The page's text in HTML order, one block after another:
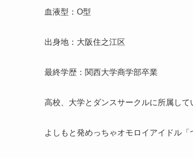
血液型：O型
出身地：大阪住之江区
最終学歴：関西大学商学部卒業
高校、大学とダンスサークルに所属して
よしもと発めっちゃオモロイアイドル